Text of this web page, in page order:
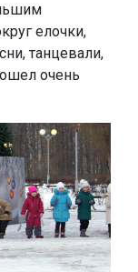
елочки,
танцевали,
очень